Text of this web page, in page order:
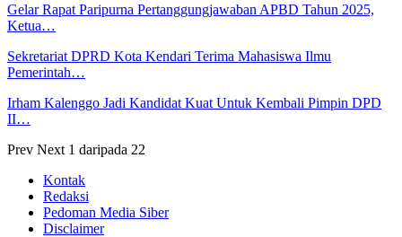
Gelar Rapat Paripurna Pertanggungjawaban APBD Tahun 2025,
Ketua…
Sekretariat DPRD Kota Kendari Terima Mahasiswa Ilmu
Pemerintah…
Irham Kalenggo Jadi Kandidat Kuat Untuk Kembali Pimpin DPD
II…
Prev Next 1 daripada 22
Kontak
Redaksi
Pedoman Media Siber
Disclaimer